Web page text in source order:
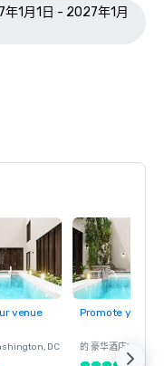
1月1日 - 2027年1月
venue
, DC
Promote your
的 豪华酒店